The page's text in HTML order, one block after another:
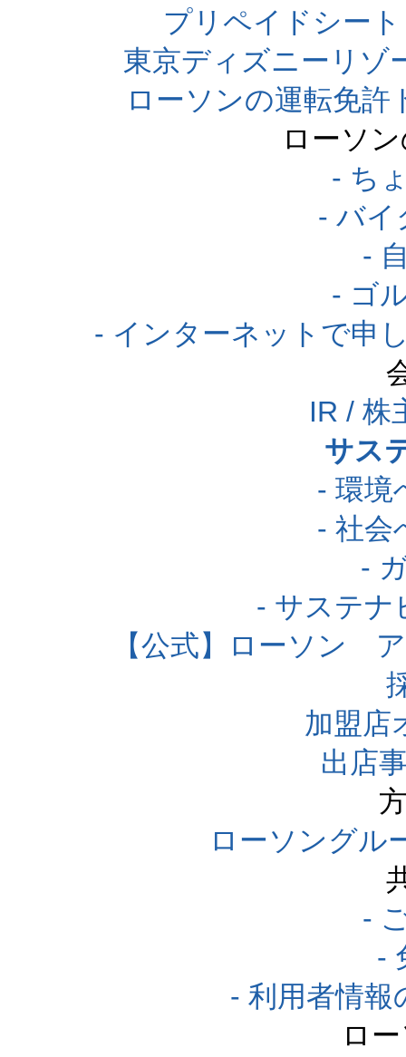
プリペイドシー
東京ディズニーリゾ
ローソンの運転免
ローソ
- ち
- バイ
-
- ゴ
- インターネットで申
IR / 株
サス
- 環境
- 社会
-
- サステナ
【公式】ローソン
加盟店
出店
ローソングル
-
-
- 利用者情報
ロ